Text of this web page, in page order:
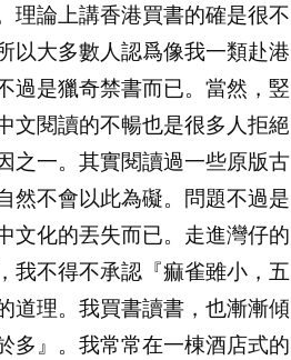
理論上講香港買書的確是很不
以大多數人認爲像我一類赴港
過是獵奇禁書而已。當然，竪
文閱讀的不暢也是很多人拒絕
之一。其實閱讀過一些原版古
然不會以此為礙。問題不過是
文化的丟失而已。走進灣仔的
我不得不承認『痲雀雖小，五
道理。我買書讀書，也漸漸傾
多』。我常常在一棟酒店式的